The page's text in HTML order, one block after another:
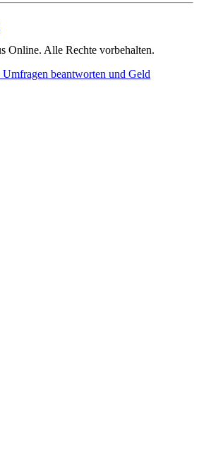
Online. Alle Rechte vorbehalten.